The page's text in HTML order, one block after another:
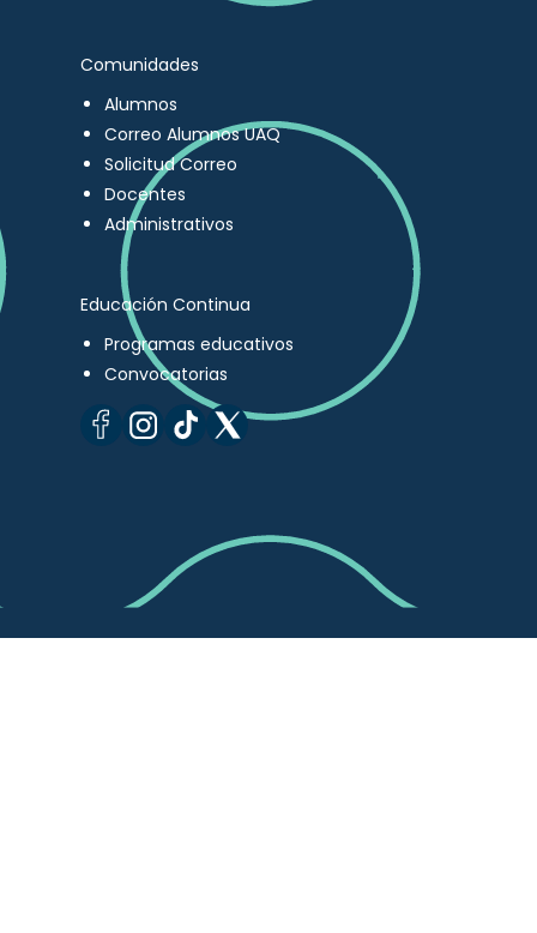
Comunidades
Alumnos
Correo Alumnos UAQ
Solicitud Correo
Docentes
Administrativos
Educación Continua
Programas educativos
Convocatorias